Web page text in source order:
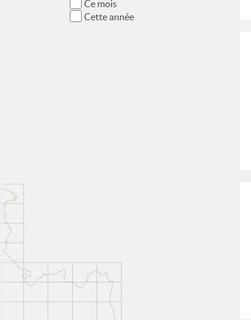
Ce mois
Cette année